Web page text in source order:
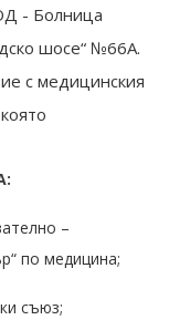
- Болница
шосе“ №66А.
с медицинския
–
по медицина;
съюз;